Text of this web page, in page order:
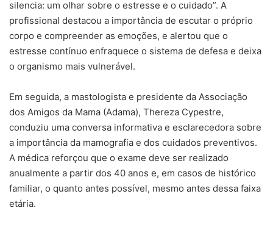
silencia: um olhar sobre o estresse e o cuidado”. A
profissional destacou a importância de escutar o próprio
corpo e compreender as emoções, e alertou que o
estresse contínuo enfraquece o sistema de defesa e deixa
o organismo mais vulnerável.
Em seguida, a mastologista e presidente da Associação
dos Amigos da Mama (Adama), Thereza Cypestre,
conduziu uma conversa informativa e esclarecedora sobre
a importância da mamografia e dos cuidados preventivos.
A médica reforçou que o exame deve ser realizado
anualmente a partir dos 40 anos e, em casos de histórico
familiar, o quanto antes possível, mesmo antes dessa faixa
etária.